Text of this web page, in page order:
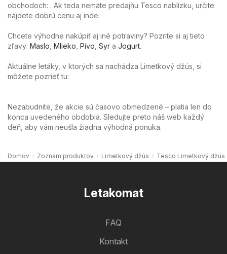
obchodoch: . Ak teda nemáte predajňu Tesco nablízku, určite
nájdete dobrú cenu aj inde.
Chcete výhodne nakúpiť aj iné potraviny? Pozrite si aj tieto
zľavy: Maslo Mlieko Pivo Syr a Jogurt.
Aktuálne letáky, v ktorých sa nachádza Limetkový džús, si
môžete pozrieť tu:
Nezabudnite, že akcie sú časovo obmedzené – platia len do
konca uvedeného obdobia. Sledujte preto náš web každý
deň, aby vám neušla žiadna výhodná ponuka.
Domov Zoznam produktov Limetkový džús Tesco Limetkový džús
Letakomat
FAQ
Kontakt